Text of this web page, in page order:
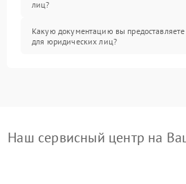
лиц?
Какую документацию вы предоставляете
для юридических лиц?
Наш сервисный центр на